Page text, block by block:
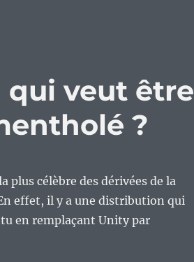
veut être
?
plus célèbre des dérivées de la
effet, il y a une distribution qui
en remplaçant Unity par